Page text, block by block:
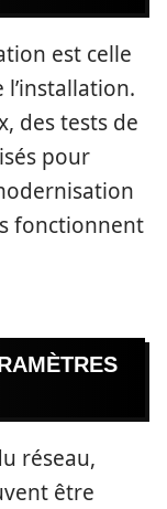
est celle
l’installation.
des tests de
pour
fonctionnent
réseau,
être